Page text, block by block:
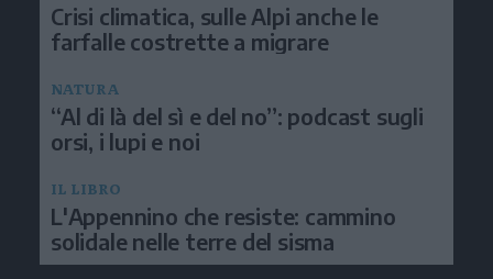
Crisi climatica, sulle Alpi anche le
farfalle costrette a migrare
NATURA
“Al di là del sì e del no”: podcast sugli
orsi, i lupi e noi
IL LIBRO
L'Appennino che resiste: cammino
solidale nelle terre del sisma